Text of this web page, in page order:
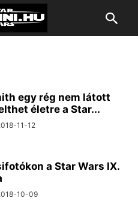
egy rég nem látott
életre a Star...
11-12
a Star Wars IX.
10-09